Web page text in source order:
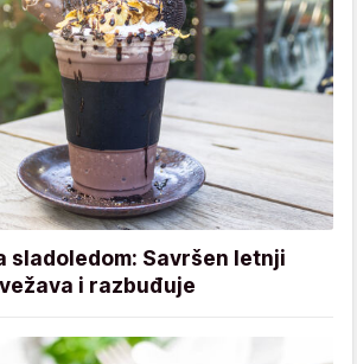
sladoledom: Savršen letnji
i razbuđuje